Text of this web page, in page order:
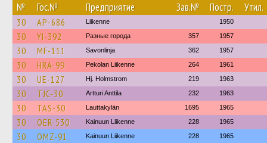
№ Гос.№ Предприятие Зав.№ Постр. Утил.
30 AP-686 Liikenne 1950
30 YI-392 Разные города 357 1957
30 MF-111 Savonlinja 362 1957
30 HRA-99 Pekolan Liikenne 264 1961
30 UE-127 Hj. Holmstrom 219 1963
30 TJC-30 Artturi Anttila 232 1963
30 TAS-30 Lauttakylän 1695 1965
30 OER-530 Kainuun Liikenne 228 1965
30 OMZ-91 Kainuun Liikenne 228 1965